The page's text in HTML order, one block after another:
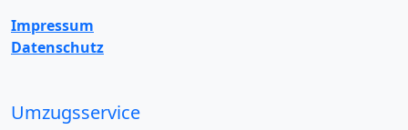
Impressum
Datenschutz
Umzugsservice